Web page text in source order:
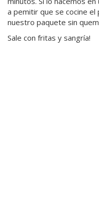
a pemitir que se cocine
nuestro paquete sin
Sale con fritas y sangría!